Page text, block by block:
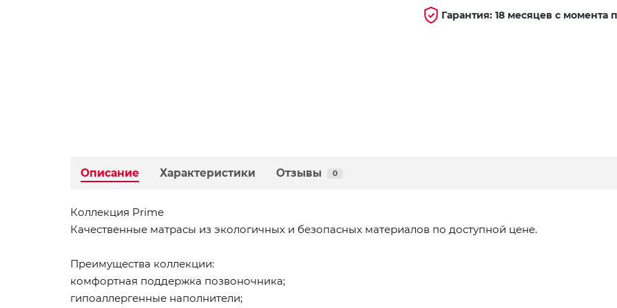
Гарантия: 18 месяцев с момента
Описание Характеристики Отзывы 0
Коллекция Prime
Качественные матрасы из экологичных и безопасных материалов по доступной цене.
Преимущества коллекции:
комфортная поддержка позвоночника;
гипоаллергенные наполнители;